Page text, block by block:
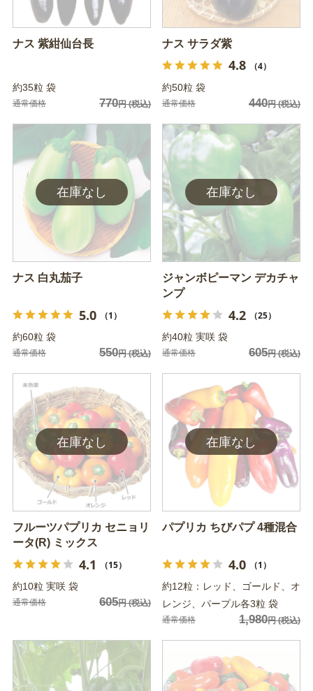
ナス 紫紺仙台長
約35粒 袋
通常価格 770円(税込)
ナス サラダ紫
4.8 （4）
約50粒 袋
通常価格 440円(税込)
ナス 白丸茄子
5.0 （1）
約60粒 袋
通常価格 550円(税込)
ジャンボピーマン デカチャ
ンプ
4.2 （25）
約40粒 実咲 袋
通常価格 605円(税込)
フルーツパプリカ セニョリ
ータ(R) ミックス
4.1 （15）
約10粒 実咲 袋
通常価格 605円(税込)
パプリカ ちびパプ 4種混合
4.0 （1）
約12粒：レッド、ゴールド、オ
レンジ、パープル各3粒 袋
通常価格 1,980円(税込)